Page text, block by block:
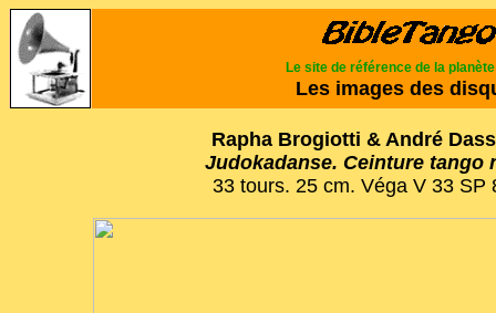
Le site de référence de la planète
Les images des
Rapha Brogiotti & André
Judokadanse. Ceinture tango
33 tours. 25 cm. Véga V 33 SP